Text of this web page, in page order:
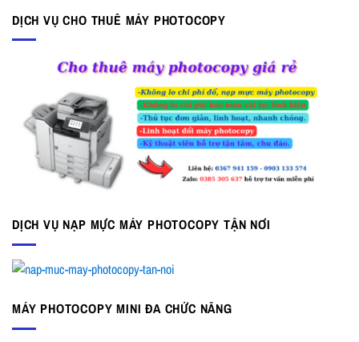
DỊCH VỤ CHO THUÊ MÁY PHOTOCOPY
DỊCH VỤ NẠP MỰC MÁY PHOTOCOPY TẬN NƠI
MÁY PHOTOCOPY MINI ĐA CHỨC NĂNG